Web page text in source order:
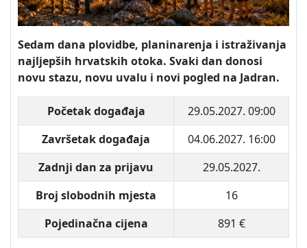
Sedam dana plovidbe, planinarenja i istraživanja
najljepših hrvatskih otoka. Svaki dan donosi
novu stazu, novu uvalu i novi pogled na Jadran.
Početak događaja
29.05.2027. 09:00
Završetak događaja
04.06.2027. 16:00
Zadnji dan za prijavu
29.05.2027.
Broj slobodnih mjesta
16
Pojedinačna cijena
891 €